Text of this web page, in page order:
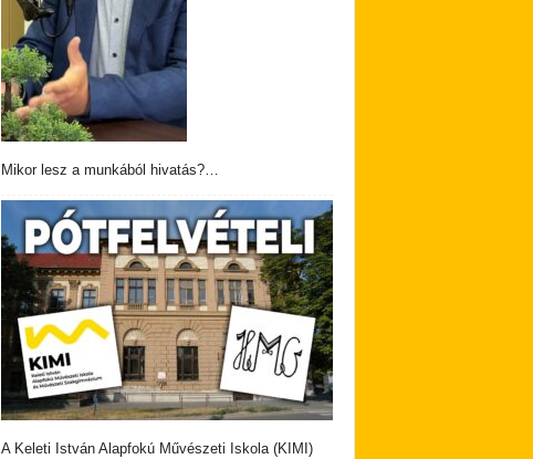
Mikor lesz a munkából hivatás?…
A Keleti István Alapfokú Művészeti Iskola (KIMI)